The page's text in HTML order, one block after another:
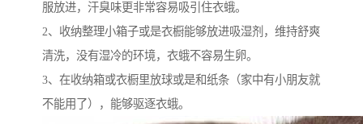
服放进，汗臭味更非常容易吸引住衣蛾。
2、收纳整理小箱子或是衣橱能够放进吸湿剂，维持舒爽
清洗，没有湿冷的环境，衣蛾不容易生卵。
3、在收纳箱或衣橱里放球或是和纸条（家中有小朋友就
不能用了），能够驱逐衣蛾。